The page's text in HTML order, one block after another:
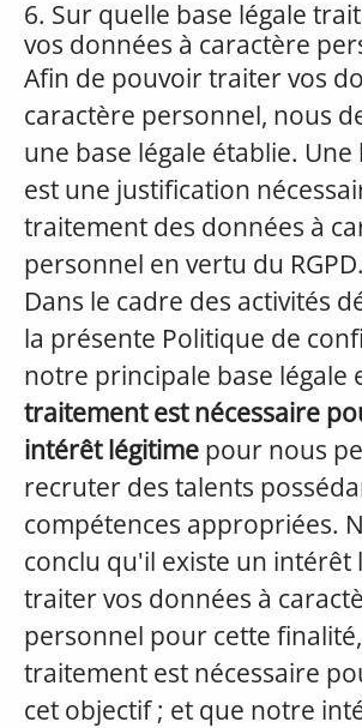
6. Sur quelle base légale
vos données à caractère
Afin de pouvoir traiter vos
caractère personnel, nous
une base légale établie. Une
est une justification
traitement des données à
personnel en vertu du RGPD.
Dans le cadre des activités
la présente Politique de
notre principale base légale
traitement est nécessaire
intérêt légitime pour nous
recruter des talents
compétences appropriées.
conclu qu'il existe un intérêt
traiter vos données à
personnel pour cette
traitement est nécessaire
cet objectif ; et que notre